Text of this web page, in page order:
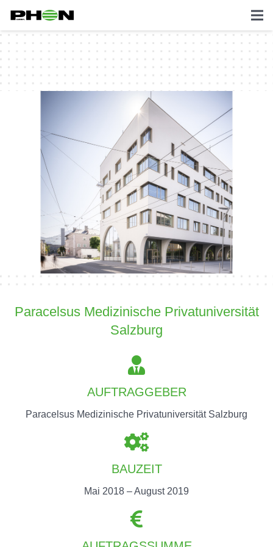
Paracelsus Medizinische Privatuniversität
Salzburg
AUFTRAGGEBER
Paracelsus Medizinische Privatuniversität Salzburg
BAUZEIT
Mai 2018 – August 2019